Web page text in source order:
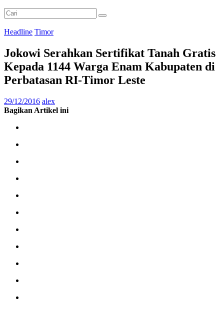
Headline Timor
Jokowi Serahkan Sertifikat Tanah Gratis
Kepada 1144 Warga Enam Kabupaten di
Perbatasan RI-Timor Leste
29/12/2016 alex
Bagikan Artikel ini